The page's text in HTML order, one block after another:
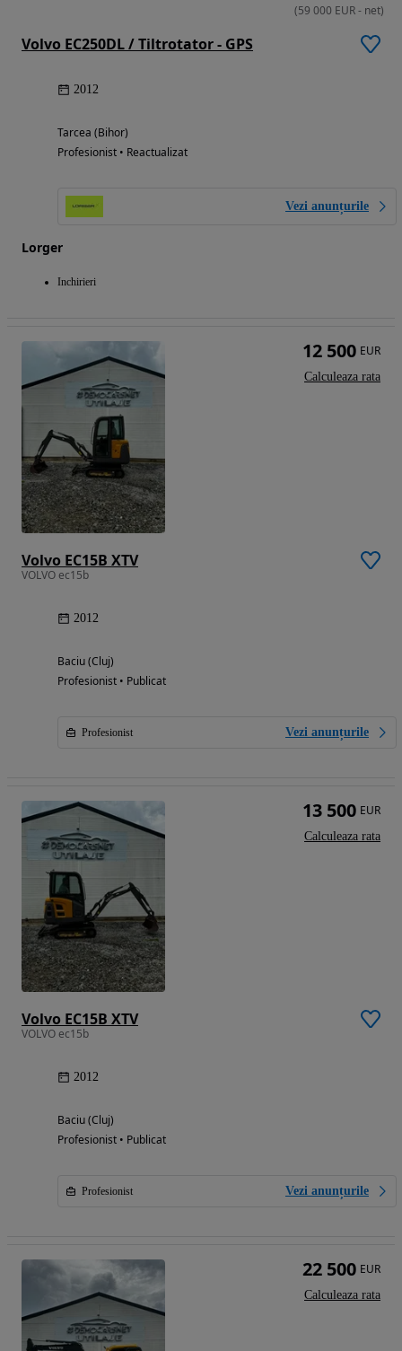
Volvo EC250DL / Tiltrotator - GPS
2012
Tarcea (Bihor)
Profesionist • Reactualizat
Vezi anunțurile
Lorger
Inchirieri
(59 000 EUR- net)
Volvo EC15B XTV
VOLVO ec15b
2012
Baciu (Cluj)
Profesionist • Publicat
Profesionist Vezi anunțurile
12 500 EUR
Calculeaza rata
Volvo EC15B XTV
VOLVO ec15b
2012
Baciu (Cluj)
Profesionist • Publicat
Profesionist Vezi anunțurile
13 500 EUR
Calculeaza rata
22 500 EUR
Calculeaza rata